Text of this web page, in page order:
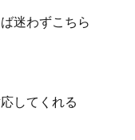
迷わずこちら
してくれる